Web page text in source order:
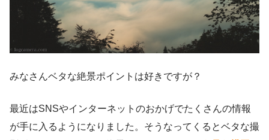
みなさんベタな絶景ポイントは好きですが？
最近はSNSやインターネットのおかげでたくさんの情報
が手に入るようになりました。そうなってくるとベタな撮